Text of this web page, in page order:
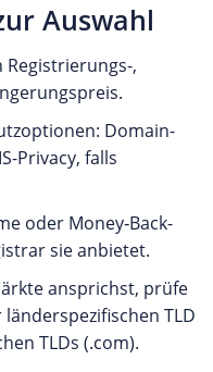
Auswahl
,
Domain-
Privacy, falls
oder Money‑Back-
sie anbietet.
ansprichst, prüfe
TLD
TLDs (.com).